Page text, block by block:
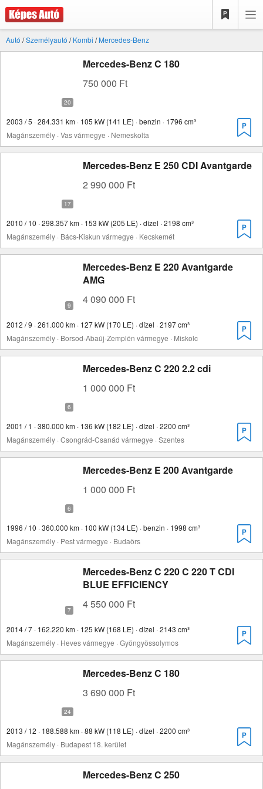
Autó /Személyautó /Kombi /Mercedes-Benz
Mercedes-Benz C 180
750 000 Ft
2003 / 5 · 284.331 km · 105 kW (141 LE) · benzin · 1796 cm³
Magánszemély · Vas vármegye · Nemeskolta
Mercedes-Benz E 250 CDI Avantgarde
2 990 000 Ft
2010 / 10 · 298.357 km · 153 kW (205 LE) · dízel · 2198 cm³
Magánszemély · Bács-Kiskun vármegye · Kecskemét
Mercedes-Benz E 220 Avantgarde
AMG
4 090 000 Ft
2012 / 9 · 261.000 km · 127 kW (170 LE) · dízel · 2197 cm³
Magánszemély · Borsod-Abaúj-Zemplén vármegye · Miskolc
Mercedes-Benz C 220 2.2 cdi
1 000 000 Ft
2001 / 1 · 380.000 km · 136 kW (182 LE) · dízel · 2200 cm³
Magánszemély · Csongrád-Csanád vármegye · Szentes
Mercedes-Benz E 200 Avantgarde
1 000 000 Ft
1996 / 10 · 360.000 km · 100 kW (134 LE) · benzin · 1998 cm³
Magánszemély · Pest vármegye · Budaörs
Mercedes-Benz C 220 C 220 T CDI
BLUE EFFICIENCY
4 550 000 Ft
2014 / 7 · 162.220 km · 125 kW (168 LE) · dízel · 2143 cm³
Magánszemély · Heves vármegye · Gyöngyössolymos
Mercedes-Benz C 180
3 690 000 Ft
2013 / 12 · 188.588 km · 88 kW (118 LE) · dízel · 2200 cm³
Magánszemély · Budapest 18. kerület
Mercedes-Benz C 250